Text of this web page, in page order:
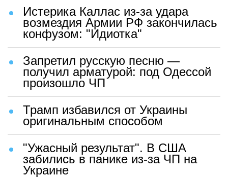
Истерика Каллас из-за удара
возмездия Армии РФ закончилась
конфузом: "Идиотка"
Запретил русскую песню —
получил арматурой: под Одессой
произошло ЧП
Трамп избавился от Украины
оригинальным способом
"Ужасный результат". В США
забились в панике из-за ЧП на
Украине